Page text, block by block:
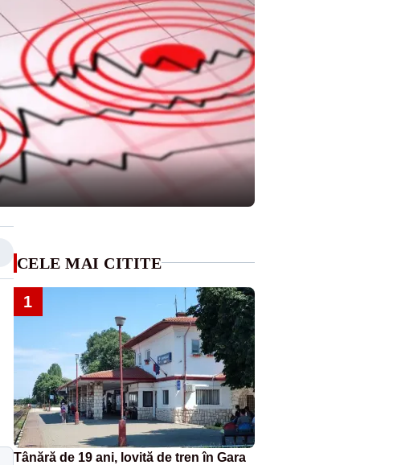
CELE MAI CITITE
1
Tânără de 19 ani, lovită de tren în Gara